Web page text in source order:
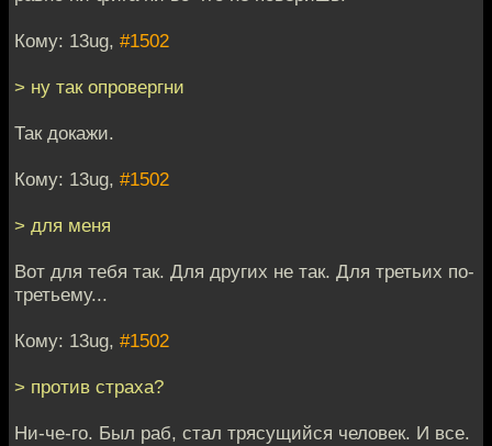
Кому: 13ug, #1502
> ну так опровергни
Так докажи.
Кому: 13ug, #1502
> для меня
Вот для тебя так. Для других не так. Для третьих по-
третьему...
Кому: 13ug, #1502
> против страха?
Ни-че-го. Был раб, стал трясущийся человек. И все.